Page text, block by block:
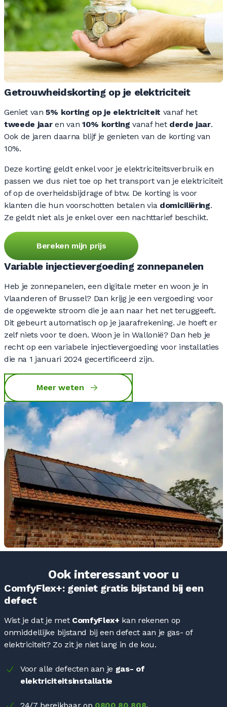
Getrouwheidskorting op je elektriciteit
Geniet van5% korting op je elektriciteit vanaf het
tweede jaaren van 10% korting vanaf het derde jaar.
Ook de jaren daarna blijf je genieten van de korting van
10%.
Deze korting geldt enkel voor je elektriciteitsverbruik en
passen we dus niet toe op het transport van je elektriciteit
of op de overheidsbijdrage of btw. De korting is voor
klanten die hun voorschotten betalen via domiciliëring.
Ze geldt niet als je enkel over een nachttarief beschikt.
Bereken mijn prijs
Variable injectievergoeding zonnepanelen
Heb je zonnepanelen, een digitale meter en woon je in
Vlaanderen of Brussel? Dan krijg je een vergoeding voor
de opgewekte stroom die je aan naar het net teruggeeft.
Dit gebeurt automatisch op je jaarafrekening. Je hoeft er
zelf niets voor te doen. Woon je in Wallonië? Dan heb je
recht op een variabele injectievergoeding voor installaties
die na 1 januari 2024 gecertificeerd zijn.
Meer weten
Ook interessant voor u
ComfyFlex+: geniet gratis bijstand bij een
defect
Wist je dat je met ComfyFlex+ kan rekenen op
onmiddellijke bijstand bij een defect aan je gas- of
elektriciteit? Zo zit je niet lang in de kou.
Voor alle defecten aan je gas- of
elektriciteitsinstallatie